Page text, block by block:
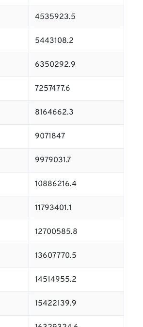
4535923.5
5443108.2
6350292.9
7257477.6
8164662.3
9071847
9979031.7
10886216.4
11793401.1
12700585.8
13607770.5
14514955.2
15422139.9